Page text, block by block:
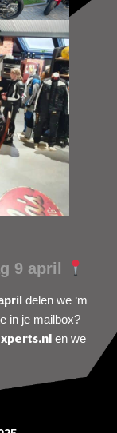
9 april
delen we ‘m
in je mailbox?
en we